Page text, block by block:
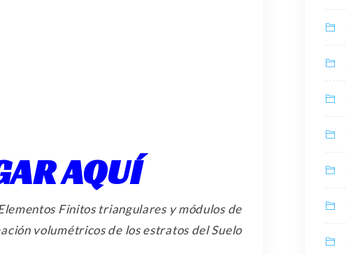
AQUÍ
Finitos triangulares y módulos de
volumétricos de los estratos del Suelo